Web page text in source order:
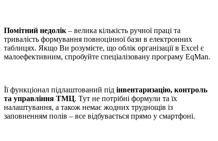
Помітний недолік – велика кількість ручної праці та
тривалість формування повноцінної бази в електронних
таблицях. Якщо Ви розумієте, що облік організації в Excel є
малоефективним, спробуйте спеціалізовану програму EqMan.
Її функціонал підлаштований під інвентаризацію, контроль
та управління ТМЦ. Тут не потрібні формули та їх
налаштування, а також немає жодних труднощів із
заповненням полів – все відбувається прямо у смартфоні.